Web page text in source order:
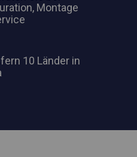
Montage
10 Länder in